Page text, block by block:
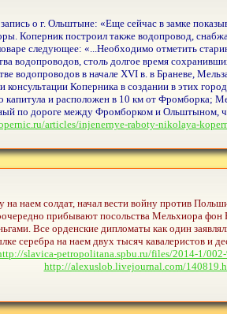
о г. Ольштыне: «Еще сейчас в замке
Коперник построил также водопровод,
следующее: «...Необходимо отметить
водопроводов, столь долгое время
водопроводов в начале XVI в. в Браневе,
Коперника в создании в этих
и расположен в 10 км от Фромборка;
по дороге между Фромборком и Ольштыном,
articles/injenernye-raboty-nikolaya-
наем солдат, начал вести войну против
прибывают посольства Мельхиора
Все орденские дипломаты как один
сере­бра на наем двух тысяч кавалеристов и
slavica-petropolitana.spbu.ru/files/2014-1/
http://alexuslob.livejournal.com/